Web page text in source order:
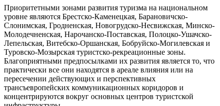
Приоритетными зонами развития туризма на национальном
уровне являются Брестско-Каменецкая, Барановичско-
Слонимская, Гродненская, Новогрудско-Несвижская, Минско-
Молодечненская, Нарочанско-Поставская, Полоцко-Ушачско-
Лепельская, Витебско-Оршанская, Бобруйско-Могилевская и
Туровско-Мозырская туристско-рекреационные зоны.
Благоприятными предпосылками их развития является то, что
практически все они находятся в ареале влияния или на
пересечении действующих и перспективных
трансъевропейских коммуникационных коридоров и
концентрируются вокруг основных центров туристской